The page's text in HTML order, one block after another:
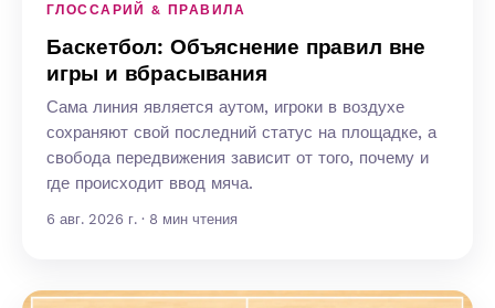
ГЛОССАРИЙ & ПРАВИЛА
Баскетбол: Объяснение правил вне
игры и вбрасывания
Сама линия является аутом, игроки в воздухе
сохраняют свой последний статус на площадке, а
свобода передвижения зависит от того, почему и
где происходит ввод мяча.
6 авг. 2026 г. · 8 мин чтения